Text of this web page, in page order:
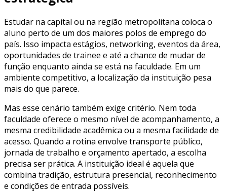
Estudar na capital ou na região metropolitana coloca o
aluno perto de um dos maiores polos de emprego do
país. Isso impacta estágios, networking, eventos da área,
oportunidades de trainee e até a chance de mudar de
função enquanto ainda se está na faculdade. Em um
ambiente competitivo, a localização da instituição pesa
mais do que parece.
Mas esse cenário também exige critério. Nem toda
faculdade oferece o mesmo nível de acompanhamento, a
mesma credibilidade acadêmica ou a mesma facilidade de
acesso. Quando a rotina envolve transporte público,
jornada de trabalho e orçamento apertado, a escolha
precisa ser prática. A instituição ideal é aquela que
combina tradição, estrutura presencial, reconhecimento
e condições de entrada possíveis.